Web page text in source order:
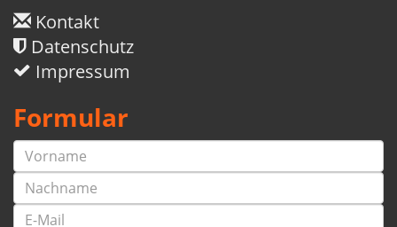
Kontakt
Datenschutz
Impressum
Formular